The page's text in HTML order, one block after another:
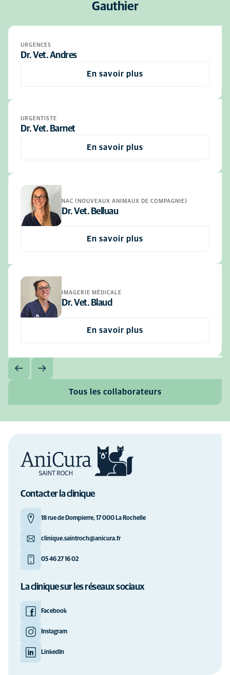
Gauthier
URGENCES
Dr. Vet. Andres
En savoir plus
URGENTISTE
Dr. Vet. Barnet
En savoir plus
NAC (NOUVEAUX ANIMAUX DE COMPAGNIE)
Dr. Vet. Belluau
En savoir plus
IMAGERIE MÉDICALE
Dr. Vet. Blaud
En savoir plus
Tous les collaborateurs
Contacter la clinique
18 rue de Dompierre, 17 000 La Rochelle
clinique.saintroch@anicura.fr
05 46 27 16 02
La clinique sur les réseaux sociaux
Facebook
Instagram
LinkedIn